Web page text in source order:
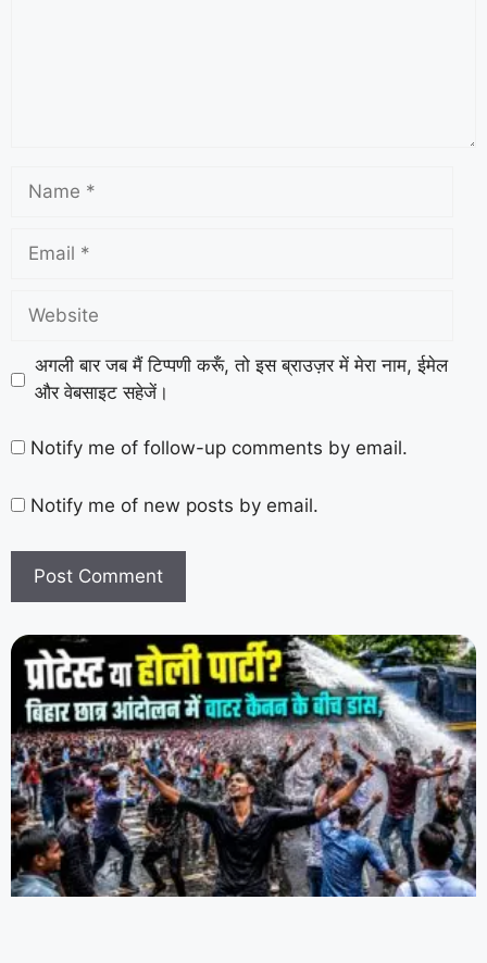
अगली बार जब मैं टिप्पणी करूँ, तो इस ब्राउज़र में मेरा नाम, ईमेल
और वेबसाइट सहेजें।
Notify me of follow-up comments by email.
Notify me of new posts by email.